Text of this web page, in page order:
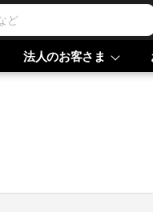
法人のお客さま